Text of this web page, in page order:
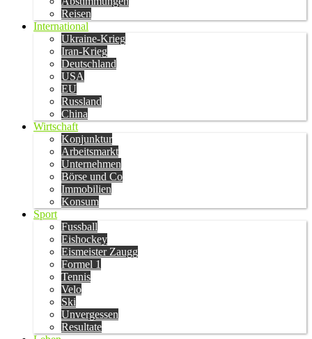
Reisen
International
Ukraine-Krieg
Iran-Krieg
Deutschland
USA
EU
Russland
China
Wirtschaft
Konjunktur
Arbeitsmarkt
Unternehmen
Börse und Co
Immobilien
Konsum
Sport
Fussball
Eishockey
Eismeister Zaugg
Formel 1
Tennis
Velo
Ski
Unvergessen
Resultate